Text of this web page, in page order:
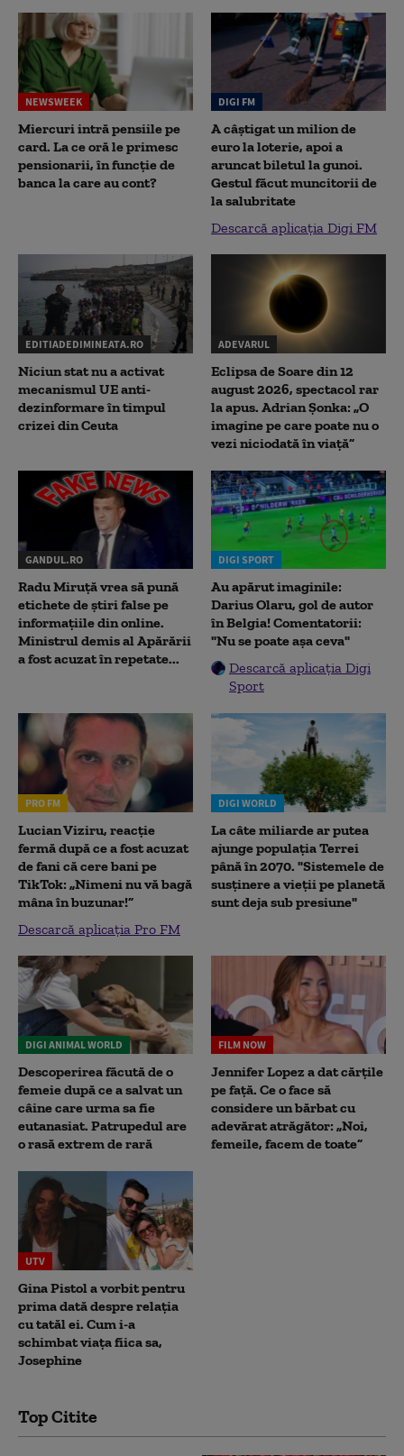
NEWSWEEK
Miercuri intră pensiile pe
card. La ce oră le primesc
pensionarii, în funcție de
banca la care au cont?
DIGI FM
A câștigat un milion de
euro la loterie, apoi a
aruncat biletul la gunoi.
Gestul făcut muncitorii de
la salubritate
Descarcă aplicația Digi FM
EDITIADEDIMINEATA.RO
Niciun stat nu a activat
mecanismul UE anti-
dezinformare în timpul
crizei din Ceuta
ADEVARUL
Eclipsa de Soare din 12
august 2026, spectacol rar
la apus. Adrian Șonka: „O
imagine pe care poate nu o
vezi niciodată în viață”
GANDUL.RO
Radu Miruţă vrea să pună
etichete de știri false pe
informațiile din online.
Ministrul demis al Apărării
a fost acuzat în repetate...
DIGI SPORT
Au apărut imaginile:
Darius Olaru, gol de autor
în Belgia! Comentatorii:
"Nu se poate așa ceva"
Descarcă aplicația Digi
Sport
PRO FM
Lucian Viziru, reacție
fermă după ce a fost acuzat
de fani că cere bani pe
TikTok: „Nimeni nu vă bagă
mâna în buzunar!”
Descarcă aplicația Pro FM
DIGI WORLD
La câte miliarde ar putea
ajunge populația Terrei
până în 2070. "Sistemele de
susținere a vieții pe planetă
sunt deja sub presiune"
DIGI ANIMAL WORLD
Descoperirea făcută de o
femeie după ce a salvat un
câine care urma sa fie
eutanasiat. Patrupedul are
o rasă extrem de rară
FILM NOW
Jennifer Lopez a dat cărțile
pe față. Ce o face să
considere un bărbat cu
adevărat atrăgător: „Noi,
femeile, facem de toate”
UTV
Gina Pistol a vorbit pentru
prima dată despre relația
cu tatăl ei. Cum i-a
schimbat viața fiica sa,
Josephine
Top Citite